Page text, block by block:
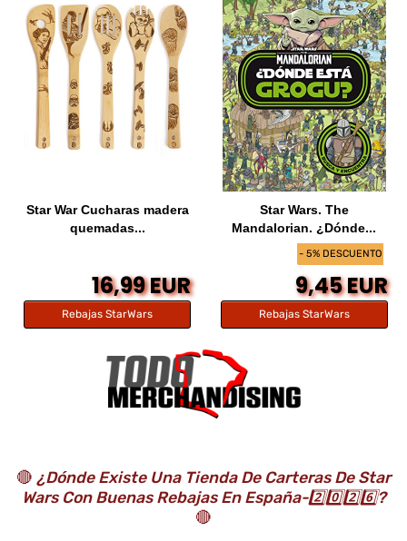
Star War Cucharas madera
quemadas...
16,99 EUR
Rebajas StarWars
- 5% DESCUENTO
Star Wars. The
Mandalorian. ¿Dónde...
9,45 EUR
Rebajas StarWars
🔴 ¿Dónde Existe Una Tienda De Carteras De Star
Wars Con Buenas Rebajas En España-2️⃣0️⃣2️⃣6️⃣?
🔴